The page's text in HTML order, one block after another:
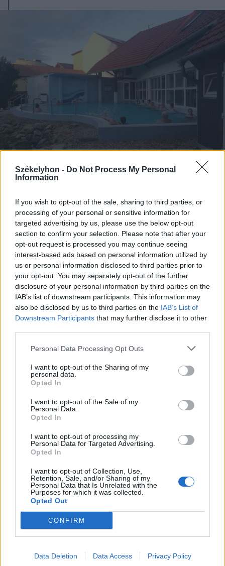
Székelyhon - Do Not Process My Personal
Information
If you wish to opt-out of the sale, sharing to third parties, or
processing of your personal or sensitive information for
targeted advertising by us, please use the below opt-out
section to confirm your selection. Please note that after your
opt-out request is processed you may continue seeing
interest-based ads based on personal information utilized by
us or personal information disclosed to third parties prior to
your opt-out. You may separately opt-out of the further
disclosure of your personal information by third parties on the
IAB’s list of downstream participants. This information may
also be disclosed by us to third parties on the IAB’s List of
Downstream Participants that may further disclose it to other
Personal Data Processing Opt Outs
I want to opt-out of the Sharing of my
personal data.
Opted In
I want to opt-out of the Sale of my
Personal Data.
Opted In
I want to opt-out of processing my
Personal Data for Targeted Advertising.
Opted In
I want to opt-out of Collection, Use,
Retention, Sale, and/or Sharing of my
Personal Data that Is Unrelated with the
Purposes for which it was collected.
Opted Out
CONFIRM
Data Deletion Data Access Privacy Policy
Az élményfürdő, amely úgy épült
ki, mint egy puzzle
Korábbi cikkek betöltése
Hasznos
Impresszum
Szerzői jogok
Adatvédelmi tájékoztató
Cookie-kezelési tájékoztató
Nyomtatott lapjaink archívuma
Székely Hírmondó archívuma
Médiaajánlat
Látogatottsági adatok
Sütibeállítások